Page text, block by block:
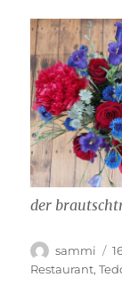
der
Autor
sammi
Restaurant,